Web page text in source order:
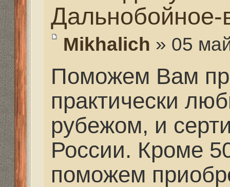
практически любых
рубежом, и
поможем приобрести
индивидуального
заказ" для Вас по
практически любую
винтовок. Для
нарезное охотничье